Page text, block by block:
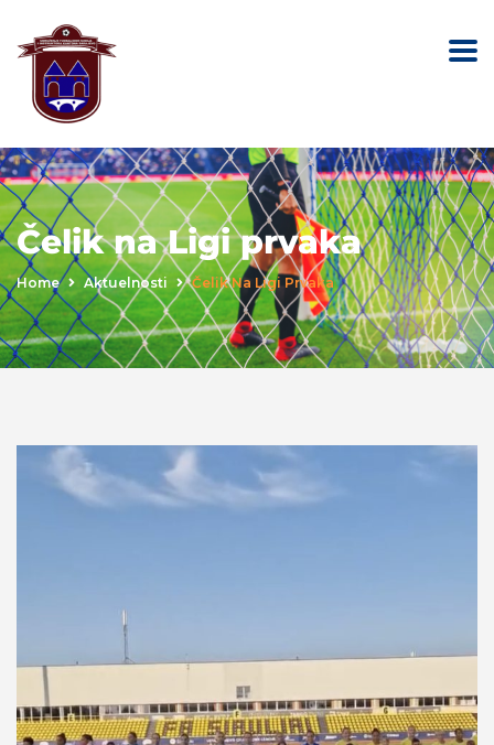
Čelik na Ligi prvaka
Home Aktuelnosti Čelik Na Ligi Prvaka